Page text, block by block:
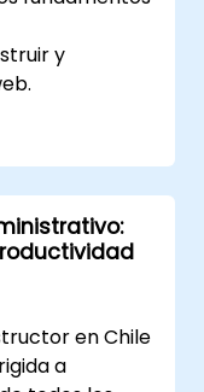
y
en el mundo
en Chile
a